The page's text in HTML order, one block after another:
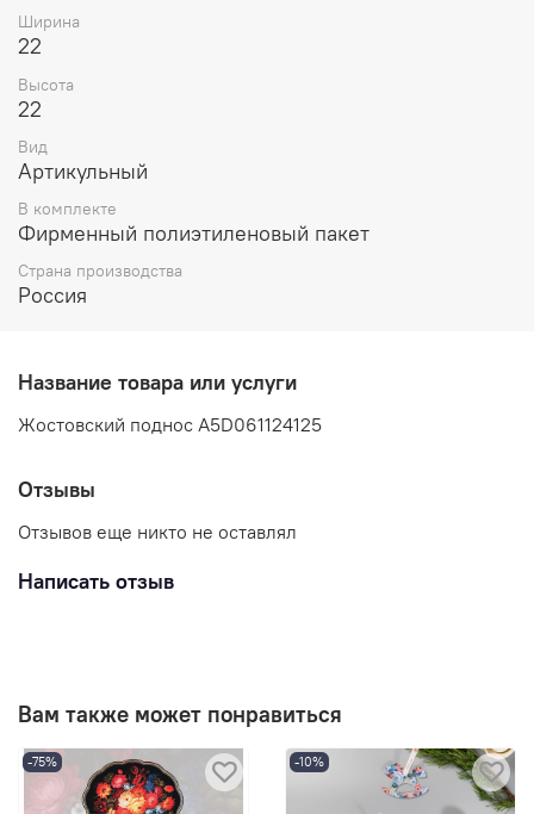
Ширина
22
Высота
22
Вид
Артикульный
В комплекте
Фирменный полиэтиленовый пакет
Страна производства
Россия
Название товара или услуги
Жостовский поднос A5D061124125
Отзывы
Отзывов еще никто не оставлял
Написать отзыв
Вам также может понравиться
-75% -10%